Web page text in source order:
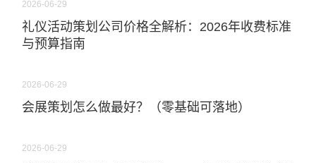
2026-06-29
礼仪活动策划公司价格全解析：2026年收费标准
与预算指南
2026-06-29
会展策划怎么做最好？（零基础可落地）
2026-06-29